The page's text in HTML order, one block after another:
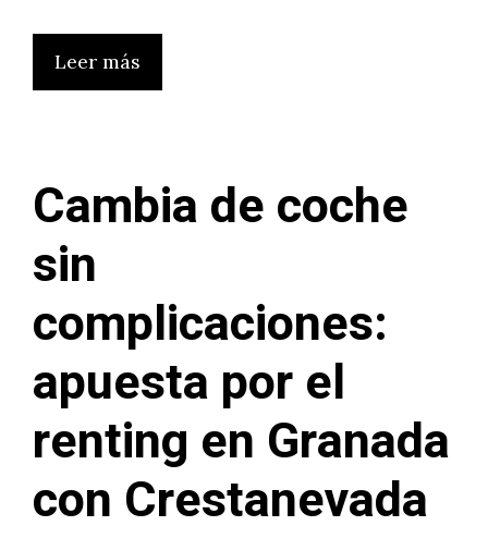
Leer más
Cambia de coche
sin
complicaciones:
apuesta por el
renting en Granada
con Crestanevada